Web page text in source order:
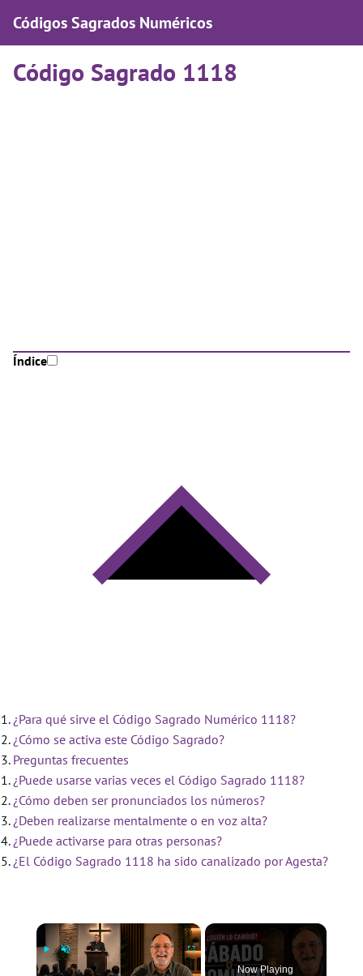
Códigos Sagrados Numéricos
Código Sagrado 1118
Índice
¿Para qué sirve el Código Sagrado Numérico 1118?
¿Cómo se activa este Código Sagrado?
Preguntas frecuentes
¿Puede usarse varias veces el Código Sagrado 1118?
¿Cómo deben ser pronunciados los números?
¿Deben realizarse mentalmente o en voz alta?
¿Puede activarse para otras personas?
¿El Código Sagrado 1118 ha sido canalizado por Agesta?
×
Now Playing